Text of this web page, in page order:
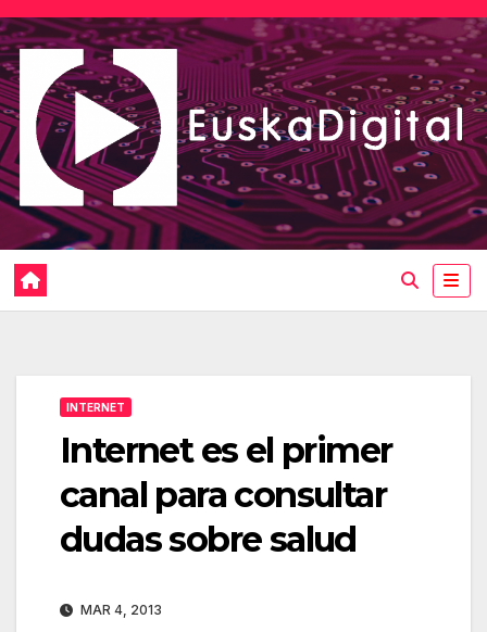
Saltar
al
contenido
INTERNET
Internet es el primer
canal para consultar
dudas sobre salud
MAR 4, 2013